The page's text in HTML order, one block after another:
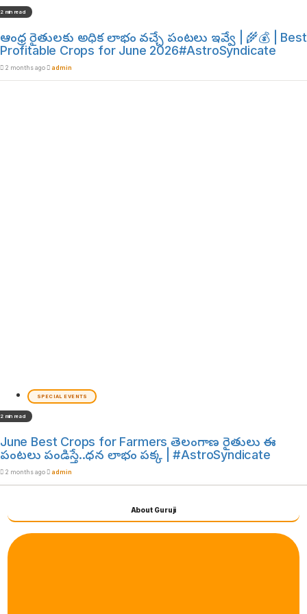
2 min read
ఆంధ్ర రైతులకు అధిక లాభం వచ్చే పంటలు ఇవ్వే | 🌾💰 | Best
Profitable Crops for June 2026#AstroSyndicate
2 months ago admin
SPECIAL EVENTS
2 min read
June Best Crops for Farmers తెలంగాణ రైతులు ఈ
పంటలు పండిస్తే..ధన లాభం పక్క | #AstroSyndicate
2 months ago admin
About Guruji